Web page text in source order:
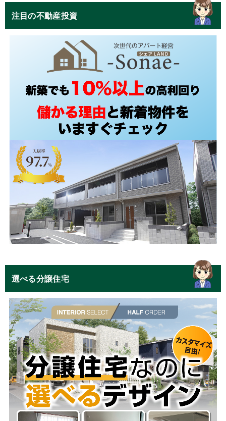
注目の不動産投資
選べる分譲住宅